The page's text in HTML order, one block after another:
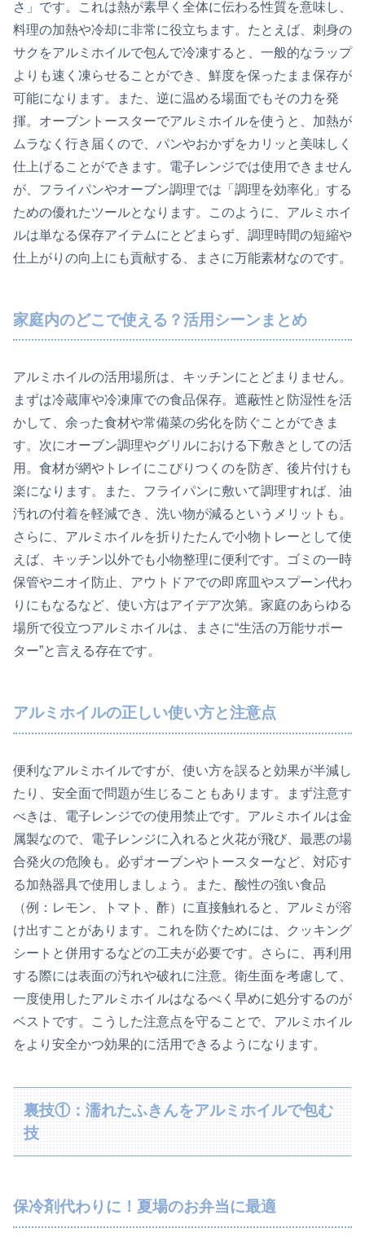
さ」です。これは熱が素早く全体に伝わる性質を意味し、
料理の加熱や冷却に非常に役立ちます。たとえば、刺身の
サクをアルミホイルで包んで冷凍すると、一般的なラップ
よりも速く凍らせることができ、鮮度を保ったまま保存が
可能になります。また、逆に温める場面でもその力を発
揮。オーブントースターでアルミホイルを使うと、加熱が
ムラなく行き届くので、パンやおかずをカリッと美味しく
仕上げることができます。電子レンジでは使用できません
が、フライパンやオーブン調理では「調理を効率化」する
ための優れたツールとなります。このように、アルミホイ
ルは単なる保存アイテムにとどまらず、調理時間の短縮や
仕上がりの向上にも貢献する、まさに万能素材なのです。
家庭内のどこで使える？活用シーンまとめ
アルミホイルの活用場所は、キッチンにとどまりません。
まずは冷蔵庫や冷凍庫での食品保存。遮蔽性と防湿性を活
かして、余った食材や常備菜の劣化を防ぐことができま
す。次にオーブン調理やグリルにおける下敷きとしての活
用。食材が網やトレイにこびりつくのを防ぎ、後片付けも
楽になります。また、フライパンに敷いて調理すれば、油
汚れの付着を軽減でき、洗い物が減るというメリットも。
さらに、アルミホイルを折りたたんで小物トレーとして使
えば、キッチン以外でも小物整理に便利です。ゴミの一時
保管やニオイ防止、アウトドアでの即席皿やスプーン代わ
りにもなるなど、使い方はアイデア次第。家庭のあらゆる
場所で役立つアルミホイルは、まさに“生活の万能サポー
ター”と言える存在です。
アルミホイルの正しい使い方と注意点
便利なアルミホイルですが、使い方を誤ると効果が半減し
たり、安全面で問題が生じることもあります。まず注意す
べきは、電子レンジでの使用禁止です。アルミホイルは金
属製なので、電子レンジに入れると火花が飛び、最悪の場
合発火の危険も。必ずオーブンやトースターなど、対応す
る加熱器具で使用しましょう。また、酸性の強い食品
（例：レモン、トマト、酢）に直接触れると、アルミが溶
け出すことがあります。これを防ぐためには、クッキング
シートと併用するなどの工夫が必要です。さらに、再利用
する際には表面の汚れや破れに注意。衛生面を考慮して、
一度使用したアルミホイルはなるべく早めに処分するのが
ベストです。こうした注意点を守ることで、アルミホイル
をより安全かつ効果的に活用できるようになります。
裏技①：濡れたふきんをアルミホイルで包む
技
保冷剤代わりに！夏場のお弁当に最適